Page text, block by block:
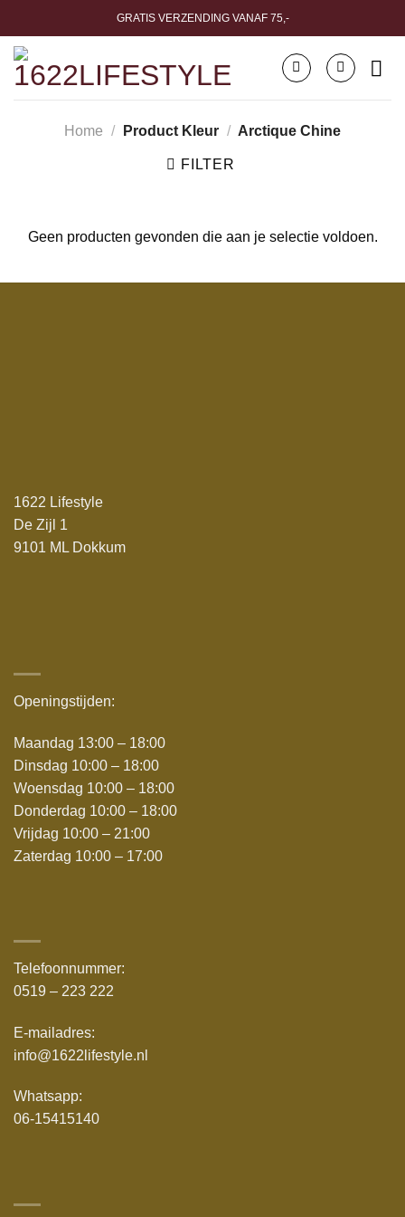
naar
inhoud
GRATIS VERZENDING VANAF 75,-
Home / Product Kleur / Arctique Chine
FILTER
Geen producten gevonden die aan je selectie voldoen.
1622 Lifestyle
De Zijl 1
9101 ML Dokkum
Openingstijden:
Maandag 13:00 – 18:00
Dinsdag 10:00 – 18:00
Woensdag 10:00 – 18:00
Donderdag 10:00 – 18:00
Vrijdag 10:00 – 21:00
Zaterdag 10:00 – 17:00
Telefoonnummer:
0519 – 223 222
E-mailadres:
info@1622lifestyle.nl
Whatsapp:
06-15415140